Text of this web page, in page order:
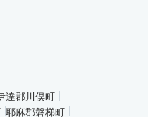
達郡川俣町
耶麻郡磐梯町